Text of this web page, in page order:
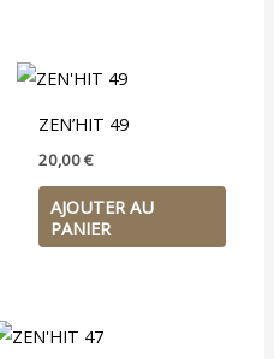
ZEN’HIT 49
20,00€
AJOUTER AU
PANIER